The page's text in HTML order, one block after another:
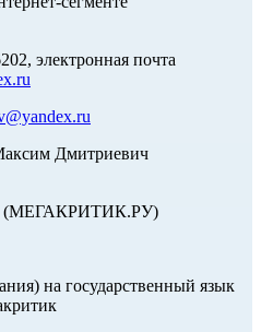
электронная почта
Дмитриевич
(МЕГАКРИТИК.РУ)
на государственный язык